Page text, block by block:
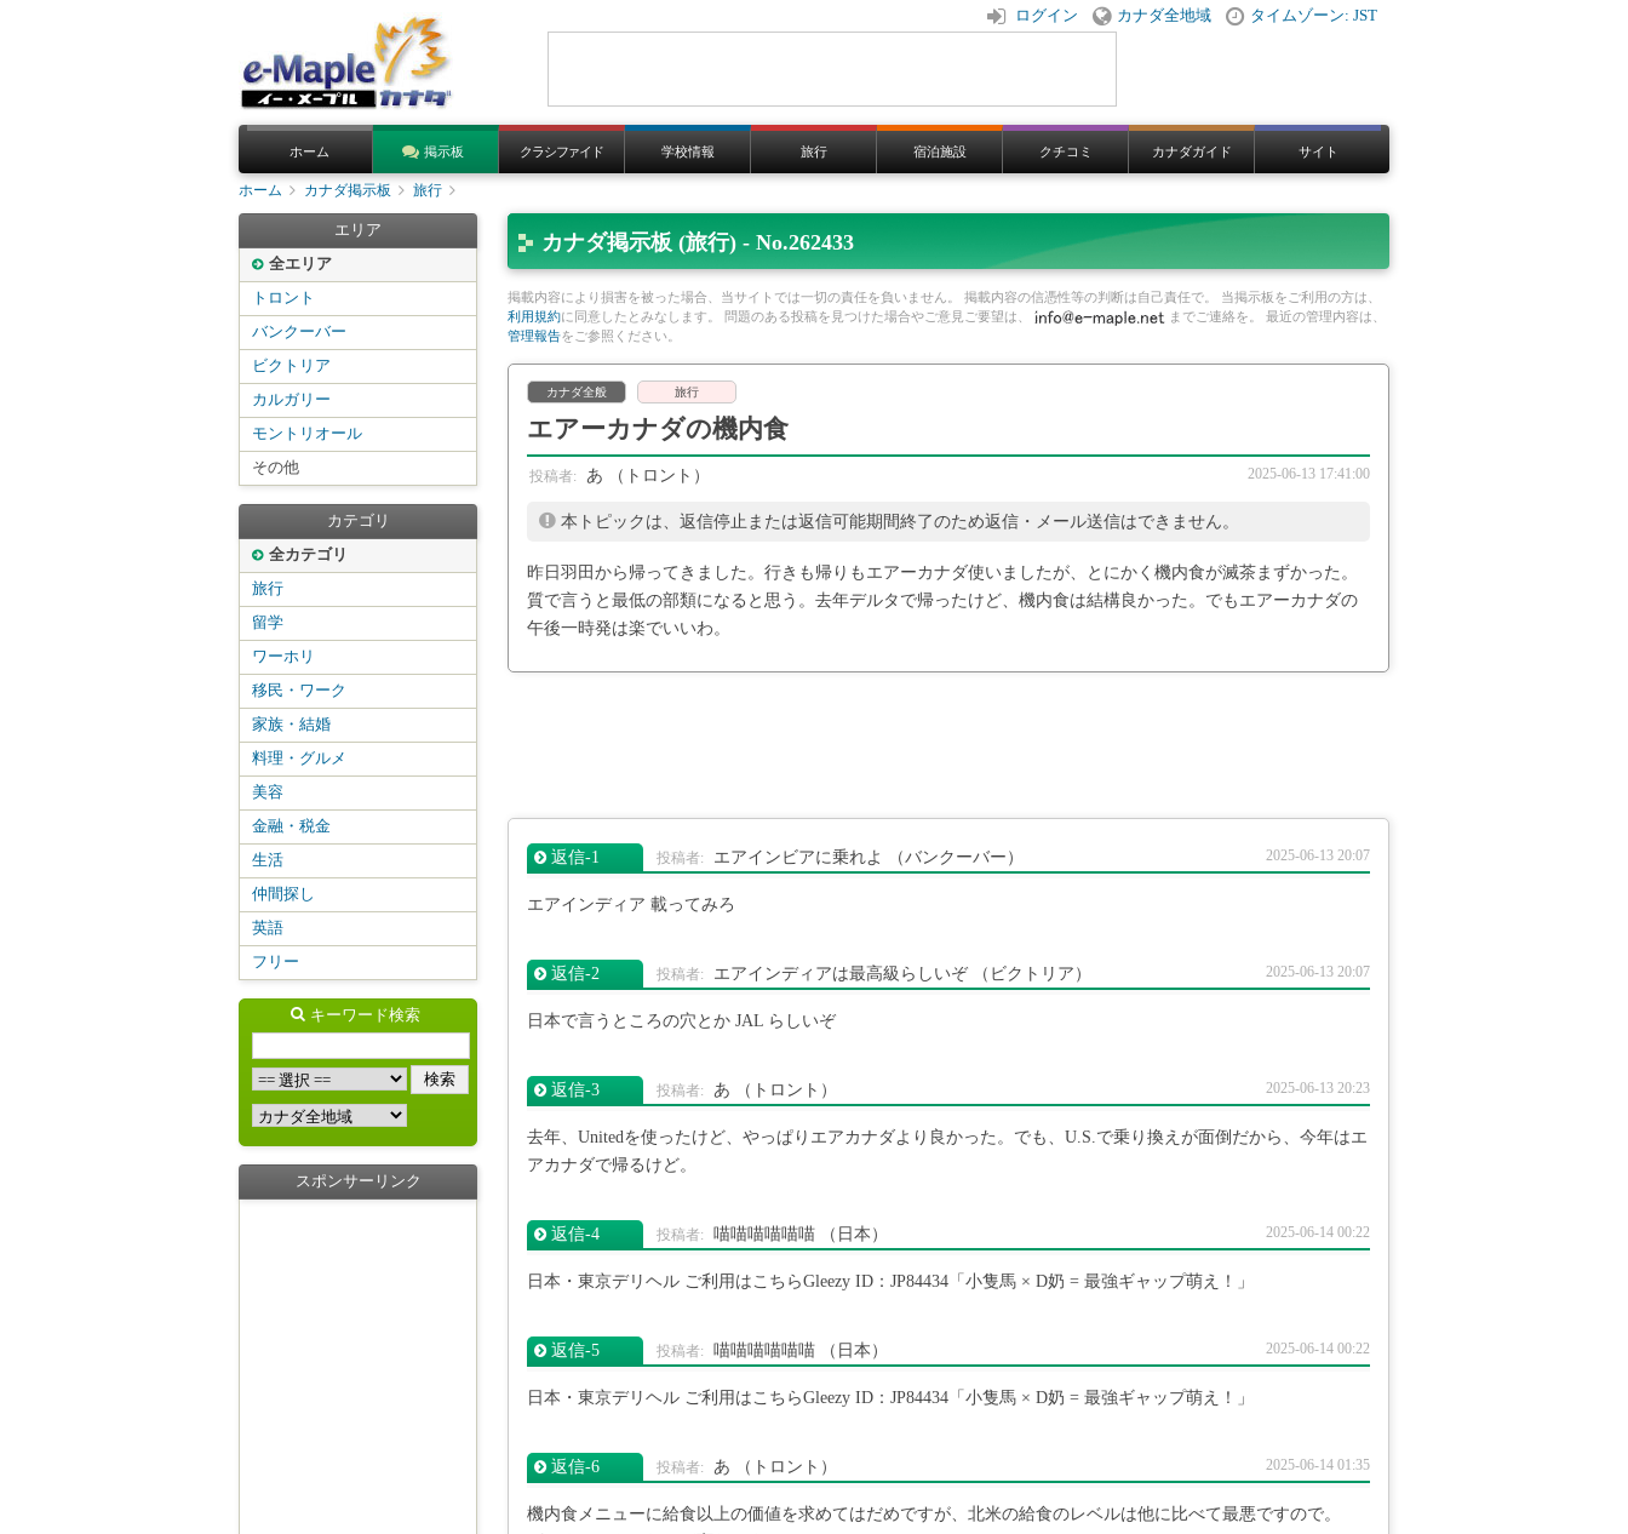
ログイン カナダ全地域 タイムゾーン: JST
ホーム 掲示板 クラシファイド 学校情報 旅行 宿泊施設 クチコミ カナダガイド サイト
ホーム カナダ掲示板 旅行
カナダ掲示板 (旅行) - No.262433
掲載内容により損害を被った場合、当サイトでは一切の責任を負いません。 掲載内容の信憑性等の判断は自己責任で。 当掲示板をご利用の方は、
利用規約に同意したとみなします。 問題のある投稿を見つけた場合やご意見ご要望は、
までご連絡を。 最近の管理内容は、
管理報告をご参照ください。
カナダ全般 旅行
エアーカナダの機内食
あ （トロント） 2025-06-13 17:41:00
本トピックは、返信停止または返信可能期間終了のため返信・メール送信はできません。
昨日羽田から帰ってきました。行きも帰りもエアーカナダ使いましたが、とにかく機内食が滅茶まずかった。
質で言うと最低の部類になると思う。去年デルタで帰ったけど、機内食は結構良かった。でもエアーカナダの
午後一時発は楽でいいわ。
返信‐1 エアインビアに乗れよ （バンクーバー） 2025-06-13 20:07
エアインディア 載ってみろ
返信‐2 エアインディアは最高級らしいぞ （ビクトリア） 2025-06-13 20:07
日本で言うところの穴とか JAL らしいぞ
返信‐3 あ （トロント） 2025-06-13 20:23
去年、Unitedを使ったけど、やっぱりエアカナダより良かった。でも、U.S.で乗り換えが面倒だから、今年はエ
アカナダで帰るけど。
返信‐4 喵喵喵喵喵喵 （日本） 2025-06-14 00:22
日本・東京デリヘル ご利用はこちらGleezy ID：JP84434「小隻馬 × D奶 = 最強ギャップ萌え！」
返信‐5 喵喵喵喵喵喵 （日本） 2025-06-14 00:22
日本・東京デリヘル ご利用はこちらGleezy ID：JP84434「小隻馬 × D奶 = 最強ギャップ萌え！」
返信‐6 あ （トロント） 2025-06-14 01:35
機内食メニューに給食以上の価値を求めてはだめですが、北米の給食のレベルは他に比べて最悪ですので。
エリア
全エリア
トロント
バンクーバー
ビクトリア
カルガリー
モントリオール
その他
カテゴリ
全カテゴリ
旅行
留学
ワーホリ
移民・ワーク
家族・結婚
料理・グルメ
美容
金融・税金
生活
仲間探し
英語
フリー
キーワード検索
スポンサーリンク